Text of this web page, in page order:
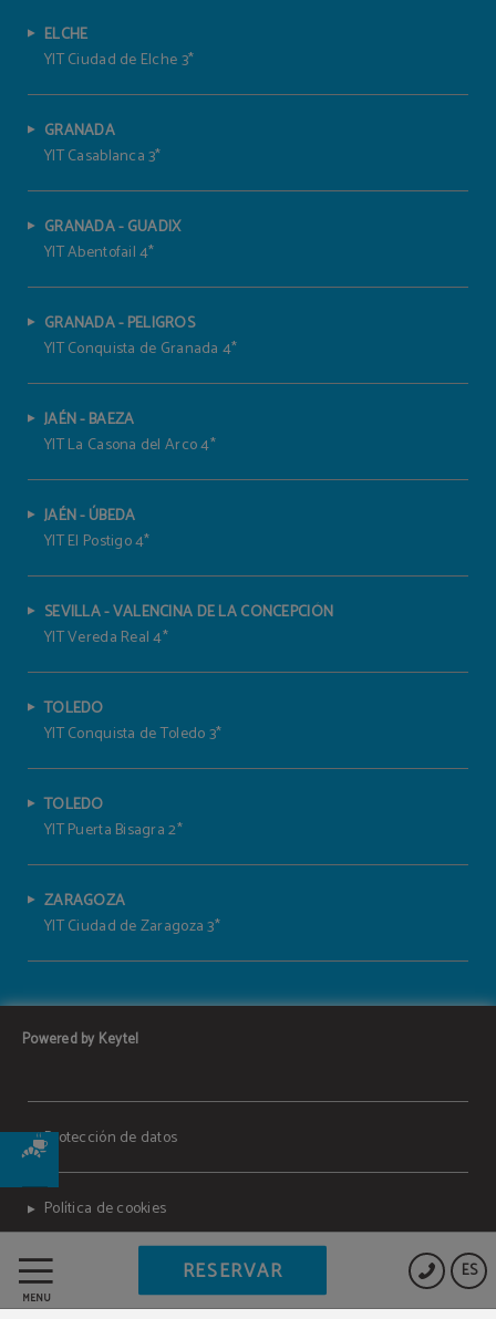
MENÚ
ES
RESERVAR
ELCHE
YIT Ciudad de Elche 3*
GRANADA
YIT Casablanca 3*
GRANADA - GUADIX
YIT Abentofail 4*
GRANADA - PELIGROS
YIT Conquista de Granada 4*
JAÉN - BAEZA
YIT La Casona del Arco 4*
JAÉN - ÚBEDA
YIT El Postigo 4*
SEVILLA - VALENCINA DE LA CONCEPCIÓN
YIT Vereda Real 4*
TOLEDO
YIT Conquista de Toledo 3*
TOLEDO
YIT Puerta Bisagra 2*
ZARAGOZA
YIT Ciudad de Zaragoza 3*
Powered by Keytel
Protección de datos
Política de cookies
Aviso legal